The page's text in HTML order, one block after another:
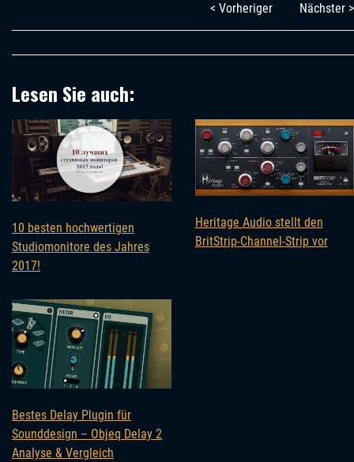
< Vorheriger Nächster >
Lesen Sie auch:
10 besten hochwertigen
Studiomonitore des Jahres
2017!
Heritage Audio stellt den
BritStrip-Channel-Strip vor
Bestes Delay Plugin für
Sounddesign – Objeq Delay 2
Analyse & Vergleich